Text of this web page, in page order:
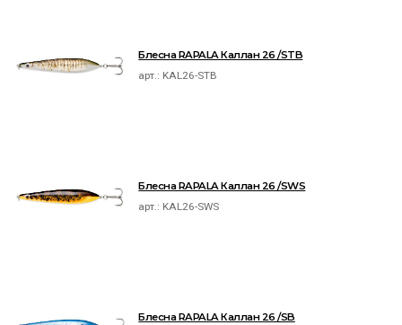
Блесна RAPALA Каллан 26 /STB
арт.: KAL26-STB
Блесна RAPALA Каллан 26 /SWS
арт.: KAL26-SWS
Блесна RAPALA Каллан 26 /SB